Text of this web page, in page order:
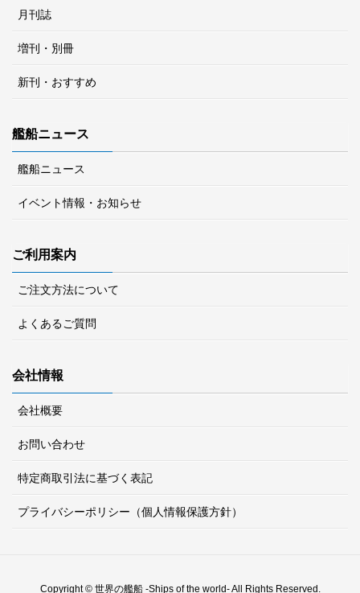
月刊誌
増刊・別冊
新刊・おすすめ
艦船ニュース
艦船ニュース
イベント情報・お知らせ
ご利用案内
ご注文方法について
よくあるご質問
会社情報
会社概要
お問い合わせ
特定商取引法に基づく表記
プライバシーポリシー（個人情報保護方針）
Copyright © 世界の艦船 -Ships of the world- All Rights Reserved.